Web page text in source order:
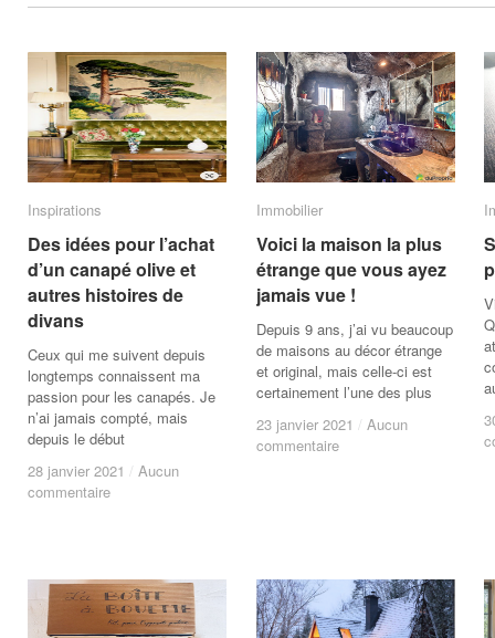
Inspirations
Des idées pour l’achat
d’un canapé olive et
autres histoires de
divans
Ceux qui me suivent depuis
longtemps connaissent ma
passion pour les canapés. Je
n’ai jamais compté, mais
depuis le début
28 janvier 2021 / Aucun
commentaire
Inspirations
Des idées pour l’achat
d’un canapé olive et
autres histoires de
divans
28 janvier 2021 / Aucun
commentaire
Immobilier
Voici la maison la plus
étrange que vous ayez
jamais vue !
Depuis 9 ans, j’ai vu beaucoup
de maisons au décor étrange
et original, mais celle-ci est
certainement l’une des plus
23 janvier 2021 / Aucun
commentaire
Immobilier
Voici la maison la plus
étrange que vous ayez
jamais vue !
23 janvier 2021 / Aucun
commentaire